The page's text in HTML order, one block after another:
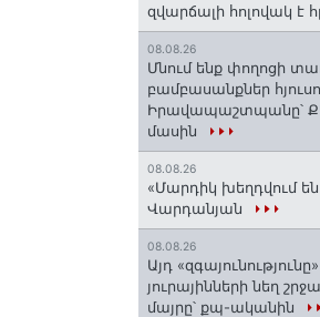
զվարճալի հոլովակ է
08.08.26
Մնում ենք փողոցի
բամբասանքներ
Իրավապաշտպանը՝
մասին
08.08.26
«Մարդիկ խեղդվում
Վարդանյան
08.08.26
Այդ
յուրայինների նեղ
մայրը՝ քպ-ականին